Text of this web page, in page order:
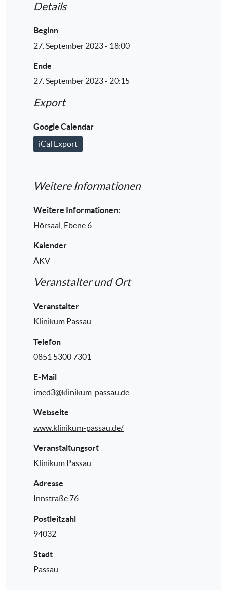
Details
Beginn
27. September 2023 - 18:00
Ende
27. September 2023 - 20:15
Export
Google Calendar
iCal Export
Weitere Informationen
Weitere Informationen:
Hörsaal, Ebene 6
Kalender
ÄKV
Veranstalter und Ort
Veranstalter
Klinikum Passau
Telefon
0851 5300 7301
E-Mail
imed3@klinikum-passau.de
Webseite
www.klinikum-passau.de/
Veranstaltungsort
Klinikum Passau
Adresse
Innstraße 76
Postleitzahl
94032
Stadt
Passau